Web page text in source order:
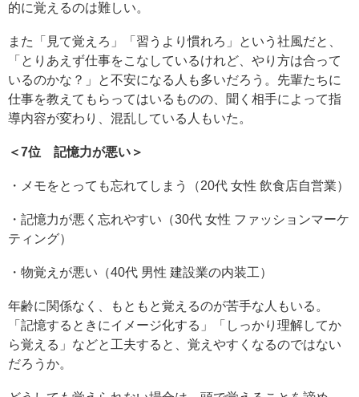
的に覚えるのは難しい。
また「見て覚えろ」「習うより慣れろ」という社風だと、
「とりあえず仕事をこなしているけれど、やり方は合って
いるのかな？」と不安になる人も多いだろう。先輩たちに
仕事を教えてもらってはいるものの、聞く相手によって指
導内容が変わり、混乱している人もいた。
＜7位 記憶力が悪い＞
・メモをとっても忘れてしまう（20代 女性 飲食店自営業）
・記憶力が悪く忘れやすい（30代 女性 ファッションマーケ
ティング）
・物覚えが悪い（40代 男性 建設業の内装工）
年齢に関係なく、もともと覚えるのが苦手な人もいる。
「記憶するときにイメージ化する」「しっかり理解してか
ら覚える」などと工夫すると、覚えやすくなるのではない
だろうか。